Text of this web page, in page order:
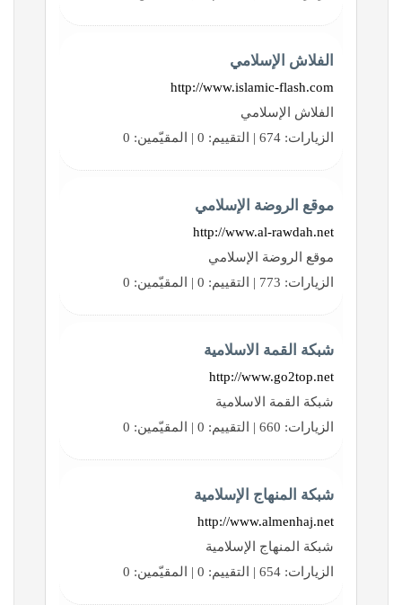
الفلاش الإسلامي
http://www.islamic-flash.com
الفلاش الإسلامي
الزيارات: 674 | التقييم: 0 | المقيّمين: 0
موقع الروضة الإسلامي
http://www.al-rawdah.net
موقع الروضة الإسلامي
الزيارات: 773 | التقييم: 0 | المقيّمين: 0
شبكة القمة الاسلامية
http://www.go2top.net
شبكة القمة الاسلامية
الزيارات: 660 | التقييم: 0 | المقيّمين: 0
شبكة المنهاج الإسلامية
http://www.almenhaj.net
شبكة المنهاج الإسلامية
الزيارات: 654 | التقييم: 0 | المقيّمين: 0